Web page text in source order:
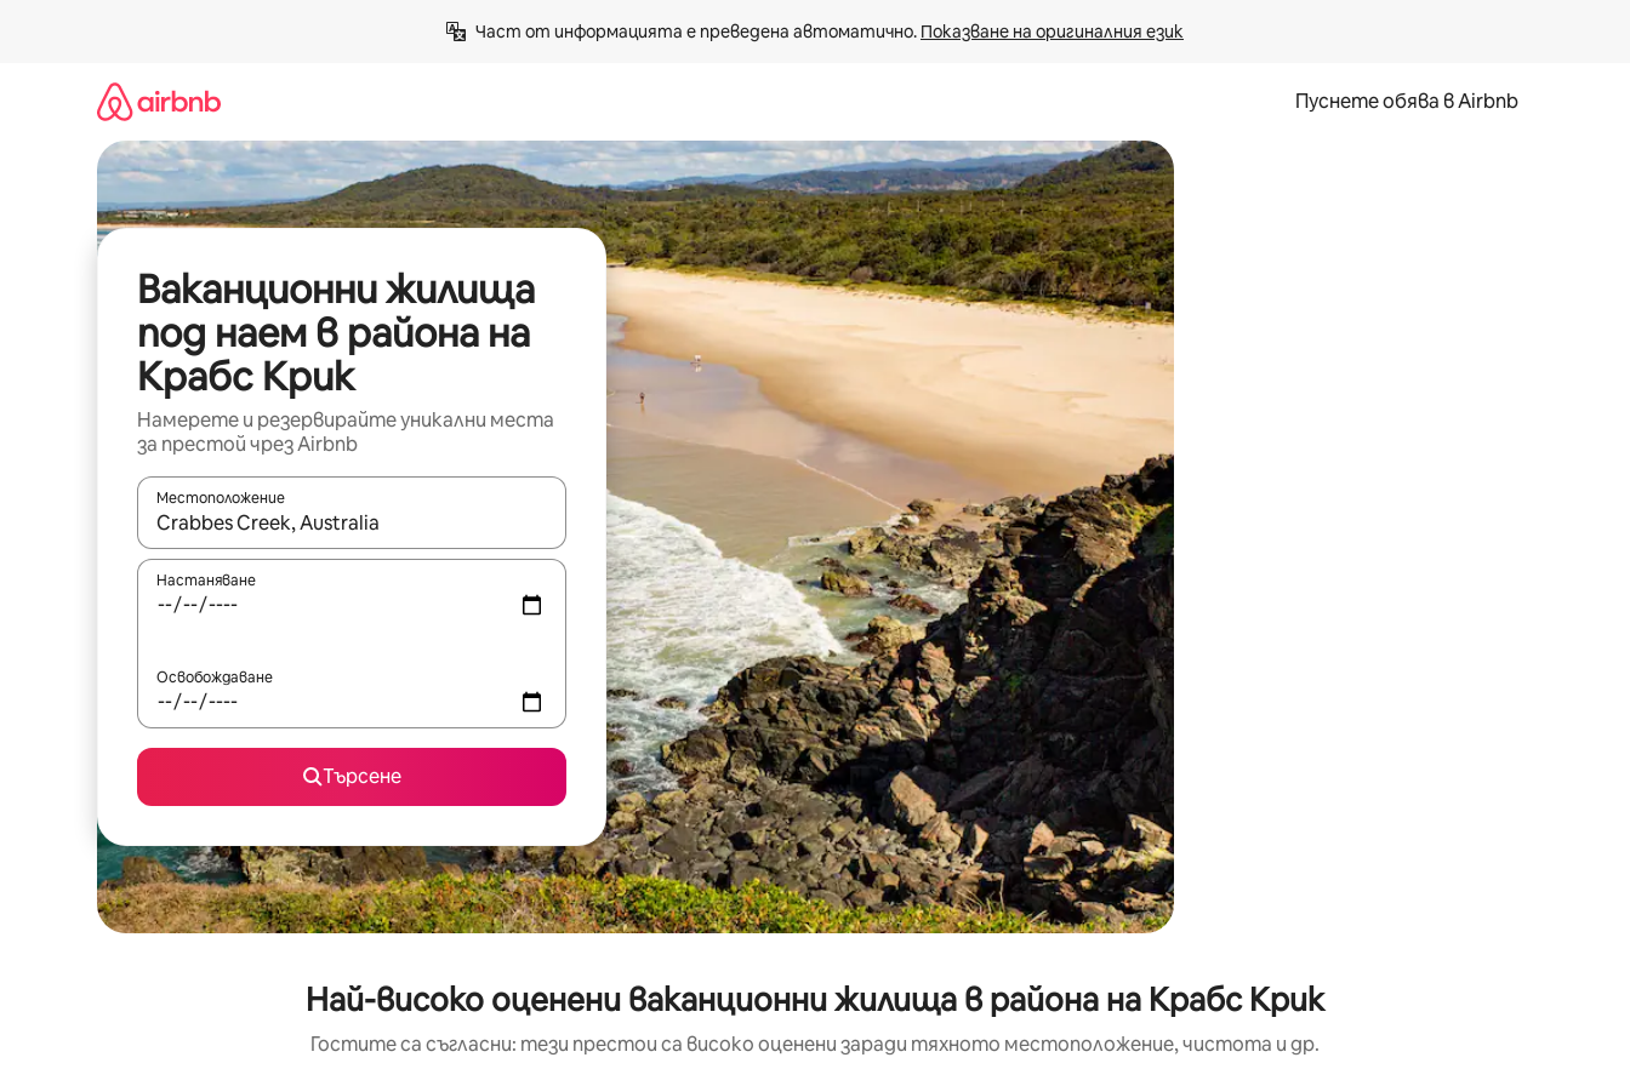
Част от информацията е преведена автоматично. Показване на оригиналния език
Пуснете обява в Airbnb
Ваканционни жилища
под наем в района на
Крабс Крик
Намерете и резервирайте уникални места
за престой чрез Airbnb
Местоположение
Когато резултатите се покажат, използвайте клавишите със стрелки нагоре и надолу или навигирайте с докосване или плъзгане.
Настаняване
Освобождаване
Търсене
Най-високо оценени ваканционни жилища в района на Крабс Крик
Гостите са съгласни: тези престои са високо оценени заради тяхното местоположение, чистота и др.